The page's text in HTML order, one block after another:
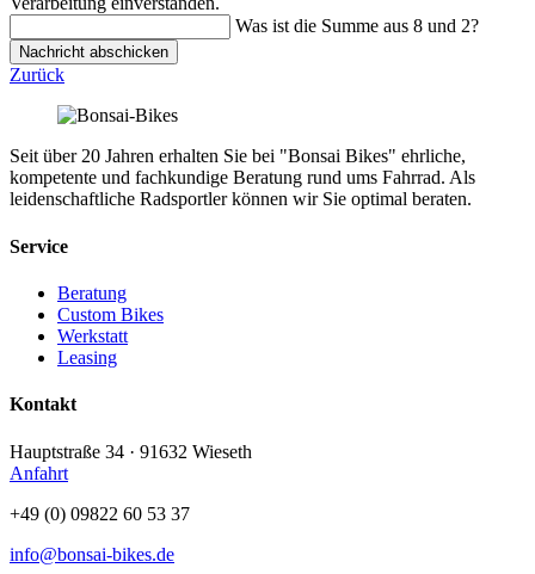
Was ist die Summe aus 8 und 2?
Nachricht abschicken
Zurück
Seit über 20 Jahren erhalten Sie bei "Bonsai Bikes" ehrliche,
kompetente und fachkundige Beratung rund ums Fahrrad. Als
leidenschaftliche Radsportler können wir Sie optimal beraten.
Service
Beratung
Custom Bikes
Werkstatt
Leasing
Kontakt
Hauptstraße 34 · 91632 Wieseth
Anfahrt
+49 (0) 09822 60 53 37
info@bonsai-bikes.de